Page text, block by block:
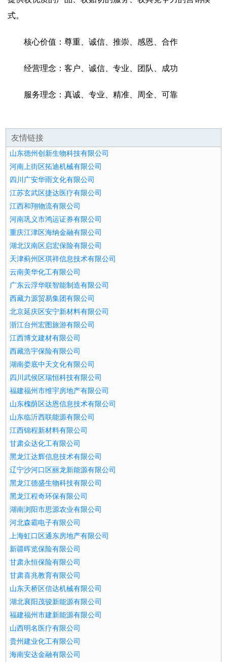
式。
核心价值：尊重、诚信、推崇、感恩、合作
经营理念：客户、诚信、专业、团队、成功
服务理念：真诚、专业、精准、周全、可靠
友情链接
山东德州创新生物科技有限公司
河南上街区拓迪机械有限公司
四川广安华雨文化有限公司
江苏玄武区捷达医疗有限公司
江西和翔物流有限公司
河南巩义市鸿运证券有限公司
重庆江津区海纳金融有限公司
湖北汉南区启宏保险有限公司
天津蓟州区琪祥信息技术有限公司
云南美华化工有限公司
广东云浮华联智能制造有限公司
西藏力源贸易集团有限公司
北京延庆区安宁新材料有限公司
浙江台州宏图旅游有限公司
江西博文建材有限公司
西藏浩宇保险有限公司
湖南娄底中天文化有限公司
四川武侯区瑞恒科技有限公司
福建福州市维宇房地产有限公司
山东槐荫区达恩信息技术有限公司
山东临沂西联能源有限公司
江西锦程新材料有限公司
甘肃众达化工有限公司
黑龙江达辉信息技术有限公司
辽宁沙河口区丽龙新能源有限公司
黑龙江德盛生物科技有限公司
黑龙江程奇环保有限公司
湖南浏阳市思源农业有限公司
河北森霸电子有限公司
上海虹口区通东房地产有限公司
新疆晖览保险有限公司
甘肃永恒保险有限公司
甘肃喜兆教育有限公司
山东天桥区信达机械有限公司
湖北襄阳茂骏新能源有限公司
福建福州市建新能源有限公司
山西明名医疗有限公司
贵州建业化工有限公司
海南安达金融有限公司